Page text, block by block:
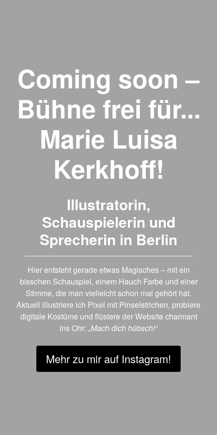
Coming soon –
Bühne frei für...
Marie Luisa
Kerkhoff!
Illustratorin,
Schauspielerin und
Sprecherin in Berlin
Hier entsteht gerade etwas Magisches – mit ein
bisschen Schauspiel, einem Hauch Farbe und einer
Stimme, die man vielleicht schon mal gehört hat.
Aktuell illustriere ich Pixel mit Pinselstrichen, probiere
digitale Kostüme und flüstere der Website charmant
ins Ohr: „Mach dich hübsch!“
Mehr zu mir auf Instagram!